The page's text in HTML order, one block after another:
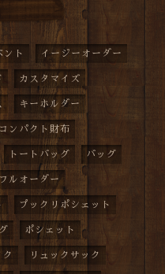
ント イージーオーダー
カスタマイズ
キーホルダー
コンパクト財布
トートバッグ バッグ
フルオーダー
プックリポシェット
ポシェット
ク リュックサック